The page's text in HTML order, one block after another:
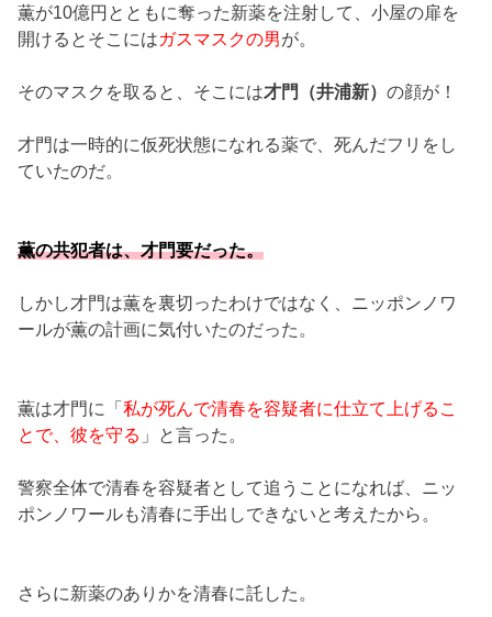
薫が10億円とともに奪った新薬を注射して、小屋の扉を
開けるとそこにはガスマスクの男が。
そのマスクを取ると、そこには才門（井浦新）の顔が！
才門は一時的に仮死状態になれる薬で、死んだフリをし
ていたのだ。
薫の共犯者は、才門要だった。
しかし才門は薫を裏切ったわけではなく、ニッポンノワ
ールが薫の計画に気付いたのだった。
薫は才門に「私が死んで清春を容疑者に仕立て上げるこ
とで、彼を守る 」と言った。
警察全体で清春を容疑者として追うことになれば、ニッ
ポンノワールも清春に手出しできないと考えたから。
さらに新薬のありかを清春に託した。